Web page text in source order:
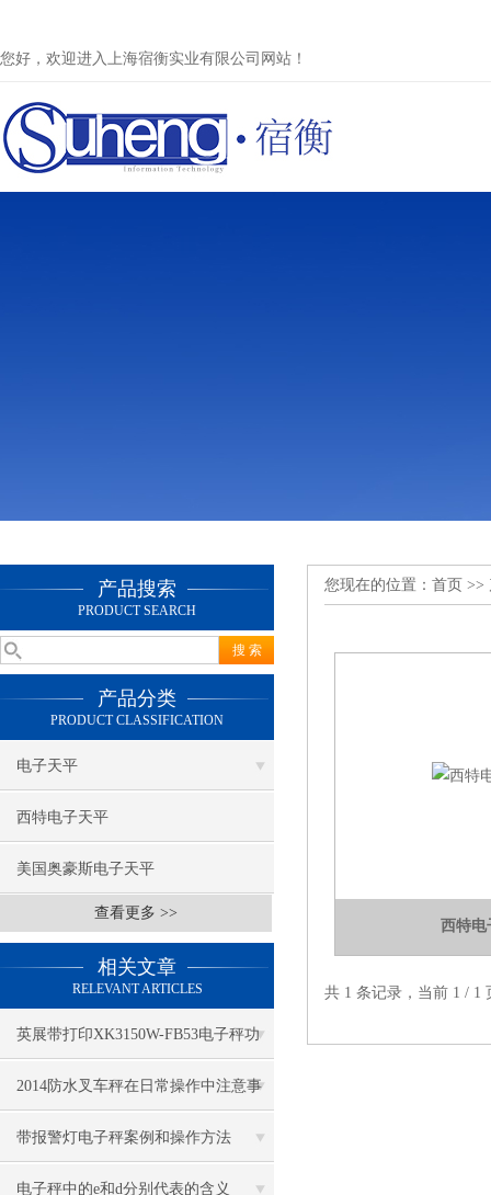
您好，欢迎进入上海宿衡实业有限公司网站！
产品搜索
PRODUCT SEARCH
产品分类
PRODUCT CLASSIFICATION
电子天平
西特电子天平
美国奥豪斯电子天平
查看更多 >>
相关文章
RELEVANT ARTICLES
英展带打印XK3150W-FB53电子秤功
能特点
2014防水叉车秤在日常操作中注意事
项
带报警灯电子秤案例和操作方法
电子秤中的e和d分别代表的含义
您现在的位置： 首页 >>
西特电
共 1 条记录，当前 1 /